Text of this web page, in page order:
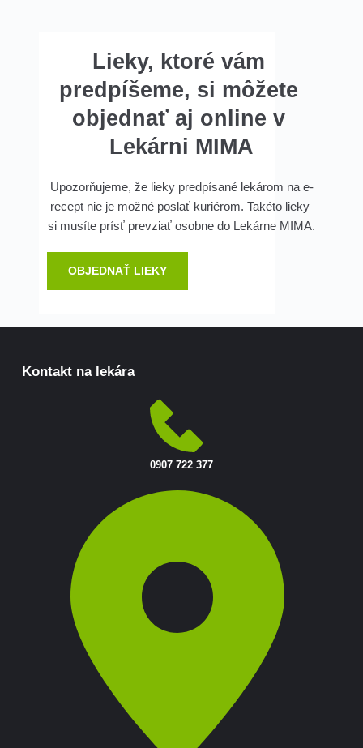
Lieky, ktoré vám
predpíšeme, si môžete
objednať aj online v
Lekárni MIMA
Upozorňujeme, že lieky predpísané lekárom na e-
recept nie je možné poslať kuriérom. Takéto lieky
si musíte prísť prevziať osobne do Lekárne MIMA.
OBJEDNAŤ LIEKY
Kontakt na lekára
0907 722 377